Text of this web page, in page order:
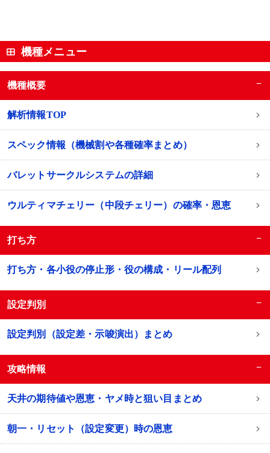
機種メニュー
機種概要 −
解析情報TOP
スペック情報（機械割や各種確率まとめ）
バレットサークルシステムの詳細
ウルティマチェリー（中段チェリー）の確率・恩恵
打ち方 −
打ち方・各小役の停止形・役の構成・リール配列
設定判別 −
設定判別（設定差・示唆演出）まとめ
攻略情報 −
天井の期待値や恩恵・ヤメ時と狙い目まとめ
朝一・リセット（設定変更）時の恩恵